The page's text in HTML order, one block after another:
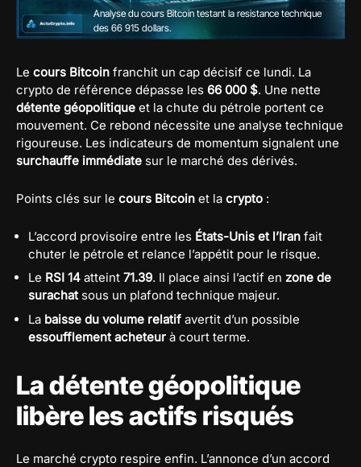
Analyse du cours Bitcoin testant la resistance technique
des 66 915 dollars.
Le cours Bitcoin franchit un cap décisif ce lundi. La
crypto de référence dépasse les 66 000 $. Une nette
détente géopolitique et la chute du pétrole portent ce
mouvement. Ce rebond nécessite une analyse technique
rigoureuse. Les indicateurs de momentum signalent une
surchauffe immédiate sur le marché des dérivés.
Points clés sur le cours Bitcoin et la crypto :
L’accord provisoire entre les États-Unis et l’Iran fait
chuter le pétrole et relance l’appétit pour le risque.
Le RSI 14 atteint 71.39. Il place ainsi l’actif en zone de
surachatsous un plafond technique majeur.
La baisse du volume relatif avertit d’un possible
essoufflement acheteur à court terme.
La détente géopolitique
libère les actifs risqués
Le marché crypto respire enfin. L’annonce d’un accord